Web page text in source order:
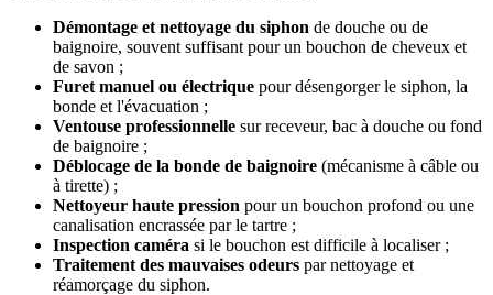
Démontage et nettoyage du siphon de douche ou de
baignoire, souvent suffisant pour un bouchon de cheveux et
de savon ;
Furet manuel ou électrique pour désengorger le siphon, la
bonde et l'évacuation ;
Ventouse professionnelle sur receveur, bac à douche ou fond
de baignoire ;
Déblocage de la bonde de baignoire (mécanisme à câble ou
à tirette) ;
Nettoyeur haute pression pour un bouchon profond ou une
canalisation encrassée par le tartre ;
Inspection caméra si le bouchon est difficile à localiser ;
Traitement des mauvaises odeurs par nettoyage et
réamorçage du siphon.